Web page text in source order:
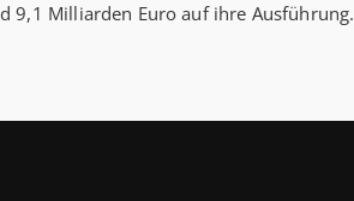
9,1 Milliarden Euro auf ihre Ausführung.